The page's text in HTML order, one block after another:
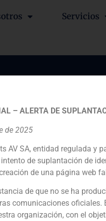
Servicios
en la
Asesor financiero del
– ALERTA DE
de 2025
AV SA, entidad regulada y
de suplantación de
de una página web
de que no se ha
comunicaciones
organización, con el